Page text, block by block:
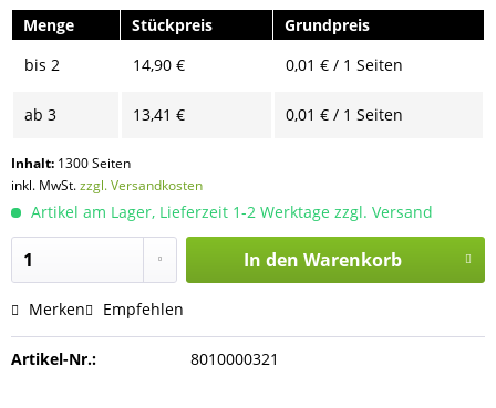
Menge Stückpreis
Grundpreis
bis 2 14,90 € 0,01 € / 1 Seiten
ab 3 13,41 € 0,01 € / 1 Seiten
Inhalt: 1300 Seiten
inkl. MwSt.zzgl. Versandkosten
Artikel am Lager, Lieferzeit 1-2 Werktage zzgl. Versand
In den Warenkorb
Merken Empfehlen
Artikel-Nr.: 8010000321